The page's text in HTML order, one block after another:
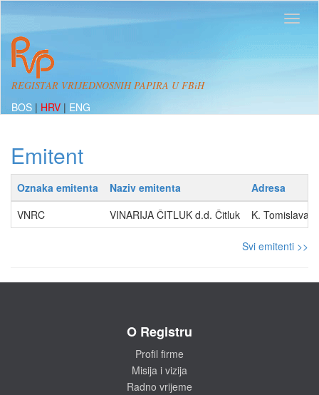
REGISTAR VRIJEDNOSNIH PAPIRA U FBiH
BOS | HRV | ENG
Emitent
Oznaka emitenta Naziv emitenta
Adresa
VNRC
VINARIJA ČITLUK d.d. Čitluk K. Tomislava
Svi emitenti >>
O Registru
Profil firme
Misija i vizija
Radno vrijeme